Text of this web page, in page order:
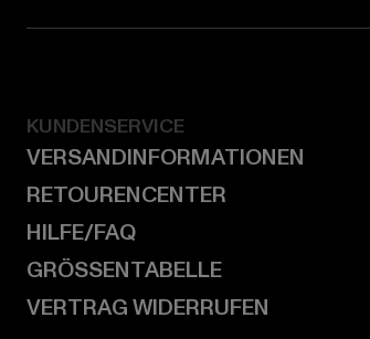
KUNDENSERVICE
VERSANDINFORMATIONEN
RETOURENCENTER
HILFE/FAQ
GRÖSSENTABELLE
VERTRAG WIDERRUFEN